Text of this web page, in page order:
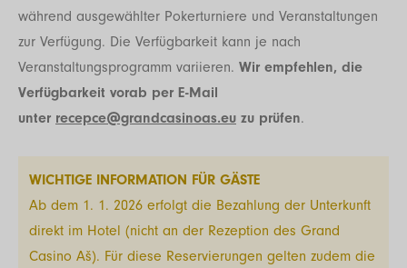
während ausgewählter Pokerturniere und Veranstaltungen
zur Verfügung. Die Verfügbarkeit kann je nach
Veranstaltungsprogramm variieren. Wir empfehlen, die
Verfügbarkeit vorab per E-Mail
unter recepce@grandcasinoas.eu zu prüfen.
WICHTIGE INFORMATION FÜR GÄSTE
Ab dem 1. 1. 2026 erfolgt die Bezahlung der Unterkunft
direkt im Hotel (nicht an der Rezeption des Grand
Casino Aš). Für diese Reservierungen gelten zudem die